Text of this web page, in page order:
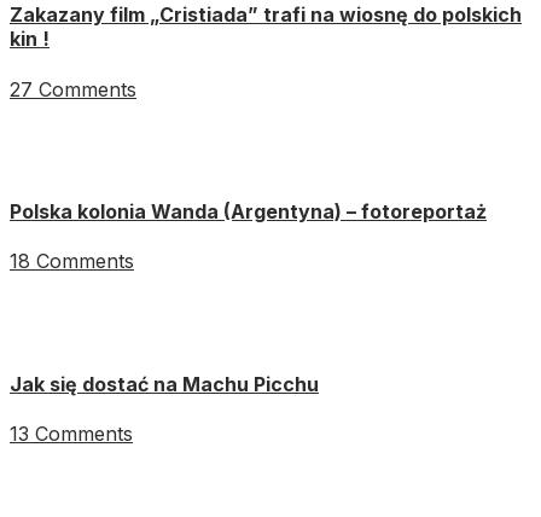
Zakazany film „Cristiada” trafi na wiosnę do polskich
kin !
27 Comments
Polska kolonia Wanda (Argentyna) – fotoreportaż
18 Comments
Jak się dostać na Machu Picchu
13 Comments